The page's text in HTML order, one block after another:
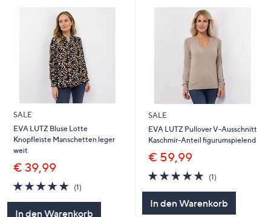
SALE
EVA LUTZ Bluse Lotte
Knopfleiste Manschetten leger
weit
€ 39,99
5.0
von
(1)1
In den Warenkorb
SALE
EVA LUTZ Pullover V-Ausschnitt
Kaschmir-Anteil figurumspielend
€ 59,99
5.0
von
(1)1
In den Warenkorb